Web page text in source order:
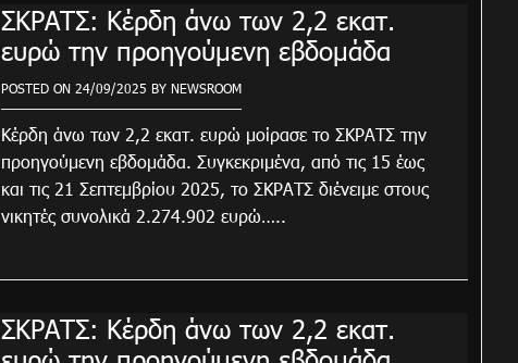
ΣΚΡΑΤΣ: Κέρδη άνω των 2,2 εκατ.
ευρώ την προηγούμενη εβδομάδα
POSTED ON 24/09/2025 BY NEWSROOM
Κέρδη άνω των 2,2 εκατ. ευρώ μοίρασε το ΣΚΡΑΤΣ την
προηγούμενη εβδομάδα. Συγκεκριμένα, από τις 15 έως
και τις 21 Σεπτεμβρίου 2025, το ΣΚΡΑΤΣ διένειμε στους
νικητές συνολικά 2.274.902 ευρώ…..
ΣΚΡΑΤΣ: Κέρδη άνω των 2,2 εκατ.